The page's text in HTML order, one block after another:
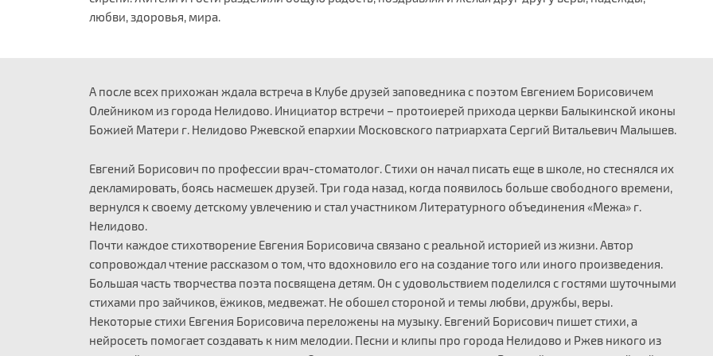
любви, здоровья, мира.
А после всех прихожан ждала встреча в Клубе друзей заповедника с поэтом Евгением Борисовичем
Олейником из города Нелидово. Инициатор встречи – протоиерей прихода церкви Балыкинской иконы
Божией Матери г. Нелидово Ржевской епархии Московского патриархата Сергий Витальевич Малышев.
Евгений Борисович по профессии врач-стоматолог. Стихи он начал писать еще в школе, но стеснялся их
декламировать, боясь насмешек друзей. Три года назад, когда появилось больше свободного времени,
вернулся к своему детскому увлечению и стал участником Литературного объединения «Межа» г.
Нелидово.
Почти каждое стихотворение Евгения Борисовича связано с реальной историей из жизни. Автор
сопровождал чтение рассказом о том, что вдохновило его на создание того или иного произведения.
Большая часть творчества поэта посвящена детям. Он с удовольствием поделился с гостями шуточными
стихами про зайчиков, ёжиков, медвежат. Не обошел стороной и темы любви, дружбы, веры.
Некоторые стихи Евгения Борисовича переложены на музыку. Евгений Борисович пишет стихи, а
нейросеть помогает создавать к ним мелодии. Песни и клипы про города Нелидово и Ржев никого из